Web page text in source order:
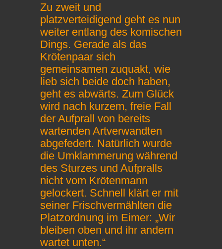
Zu zweit und
platzverteidigend geht es nun
weiter entlang des komischen
Dings. Gerade als das
Krötenpaar sich
gemeinsamen zuquakt, wie
lieb sich beide doch haben,
geht es abwärts. Zum Glück
wird nach kurzem, freie Fall
der Aufprall von bereits
wartenden Artverwandten
abgefedert. Natürlich wurde
die Umklammerung während
des Sturzes und Aufpralls
nicht vom Krötenmann
gelockert. Schnell klärt er mit
seiner Frischvermählten die
Platzordnung im Eimer: „Wir
bleiben oben und ihr andern
wartet unten.“